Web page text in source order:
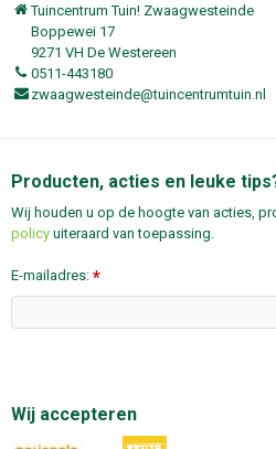
Tuincentrum Tuin! Zwaagwesteinde
Boppewei 17
9271 VH De Westereen
0511-443180
zwaagwesteinde@tuincentrumtuin.nl
Producten, acties en leuke
Wij houden u op de hoogte van acties,
policy uiteraard van toepassing.
E-mailadres: *
Wij accepteren